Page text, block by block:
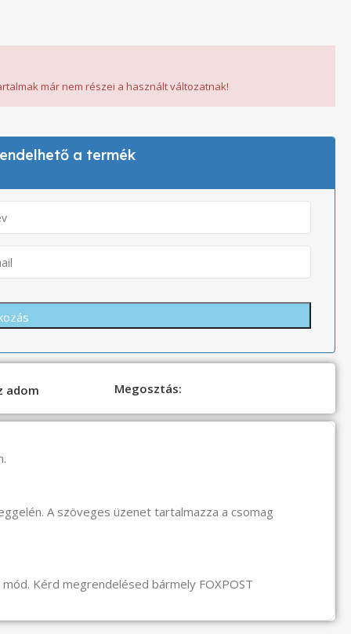
már nem részei a használt változatnak!
a termék
adom Megosztás:
A szöveges üzenet tartalmazza a csomag
Kérd megrendelésed bármely FOXPOST